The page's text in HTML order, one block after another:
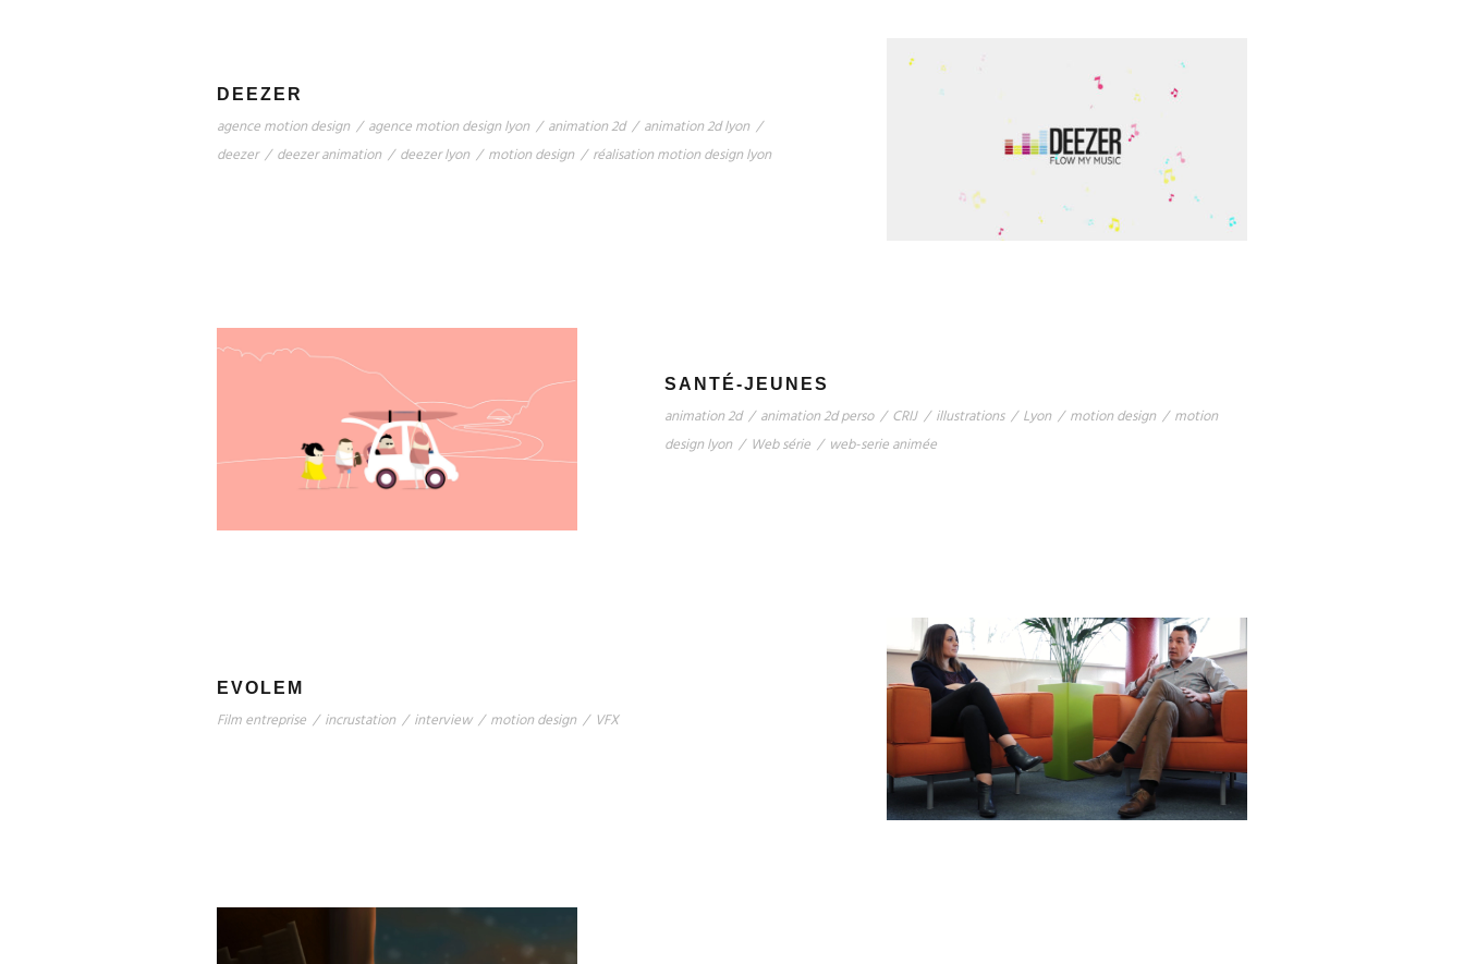
DEEZER
agence motion design / agence motion design lyon / animation 2d / animation 2d lyon /
deezer / deezer animation / deezer lyon / motion design / réalisation motion design lyon
SANTÉ-JEUNES
animation 2d / animation 2d perso / CRIJ / illustrations / Lyon / motion design / motion
design lyon / Web série / web-serie animée
EVOLEM
Film entreprise / incrustation / interview / motion design / VFX